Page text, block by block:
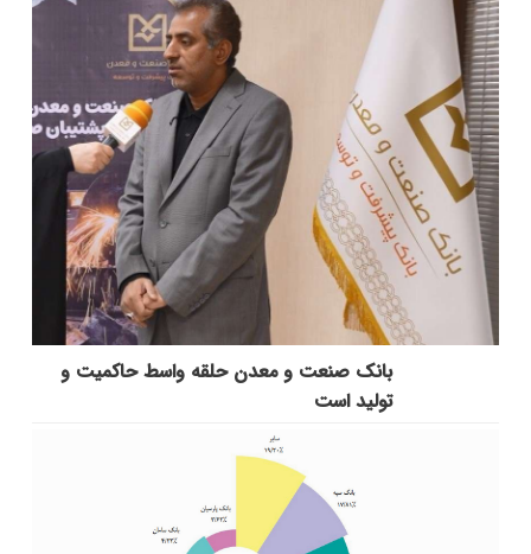
بانك صنعت و معدن حلقه واسط حاكمیت و
تولید است